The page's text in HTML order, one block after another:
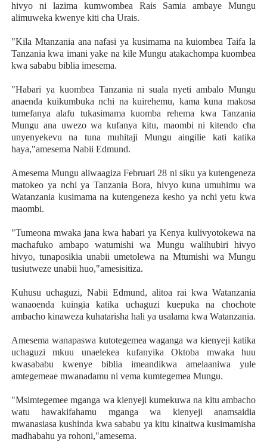
hivyo ni lazima kumwombea Rais Samia ambaye Mungu
alimuweka kwenye kiti cha Urais.
"Kila Mtanzania ana nafasi ya kusimama na kuiombea Taifa la
Tanzania kwa imani yake na kile Mungu atakachompa kuombea
kwa sababu biblia imesema.
"Habari ya kuombea Tanzania ni suala nyeti ambalo Mungu
anaenda kuikumbuka nchi na kuirehemu, kama kuna makosa
tumefanya alafu tukasimama kuomba rehema kwa Tanzania
Mungu ana uwezo wa kufanya kitu, maombi ni kitendo cha
unyenyekevu na tuna muhitaji Mungu aingilie kati katika
haya,"amesema Nabii Edmund.
Amesema Mungu aliwaagiza Februari 28 ni siku ya kutengeneza
matokeo ya nchi ya Tanzania Bora, hivyo kuna umuhimu wa
Watanzania kusimama na kutengeneza kesho ya nchi yetu kwa
maombi.
"Tumeona mwaka jana kwa habari ya Kenya kulivyotokewa na
machafuko ambapo watumishi wa Mungu walihubiri hivyo
hivyo, tunaposikia unabii umetolewa na Mtumishi wa Mungu
tusiutweze unabii huo,"amesisitiza.
Kuhusu uchaguzi, Nabii Edmund, alitoa rai kwa Watanzania
wanaoenda kuingia katika uchaguzi kuepuka na chochote
ambacho kinaweza kuhatarisha hali ya usalama kwa Watanzania.
Amesema wanapaswa kutotegemea waganga wa kienyeji katika
uchaguzi mkuu unaelekea kufanyika Oktoba mwaka huu
kwasababu kwenye biblia imeandikwa amelaaniwa yule
amtegemeae mwanadamu ni vema kumtegemea Mungu.
"Msimtegemee mganga wa kienyeji kumekuwa na kitu ambacho
watu hawakifahamu mganga wa kienyeji anamsaidia
mwanasiasa kushinda kwa sababu ya kitu kinaitwa kusimamisha
madhabahu ya rohoni,"amesema.